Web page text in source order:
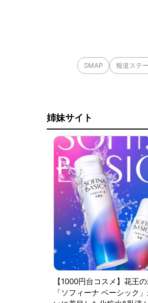
SMAP 報道ステ
姉妹サイト
【1000円台コスメ】花王
「ソフィーナ ベーシック